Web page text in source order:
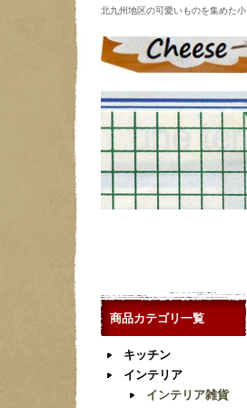
北九州地区の可愛いものを集めた小
商品カテゴリ一覧
キッチン
インテリア
インテリア雑貨